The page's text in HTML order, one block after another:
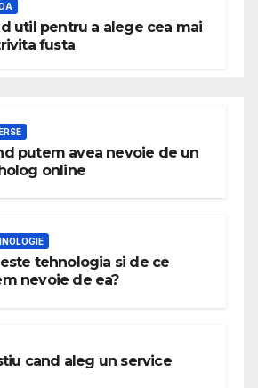
util pentru a alege cea mai
fusta
putem avea nevoie de un
online
tehnologia si de ce
nevoie de ea?
cand aleg un service